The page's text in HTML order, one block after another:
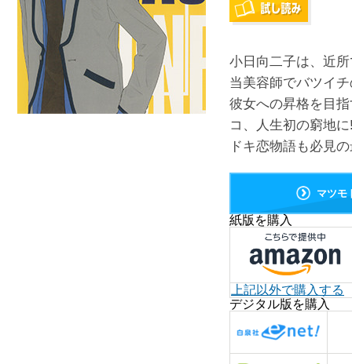
小日向二子は、近
当美容師でバツイ
彼女への昇格を目
コ、人生初の窮地
ドキ恋物語も必見
マツモ
紙版を購入
上記以外で購入する
デジタル版を購入